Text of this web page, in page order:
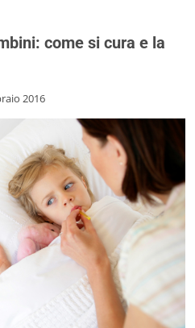
come si cura e la
2016